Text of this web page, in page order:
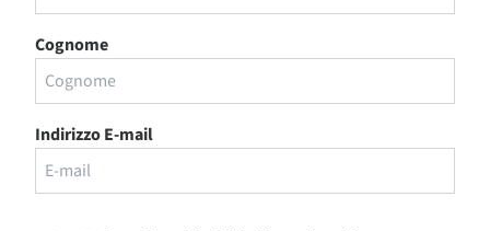
Cognome
Indirizzo E-mail